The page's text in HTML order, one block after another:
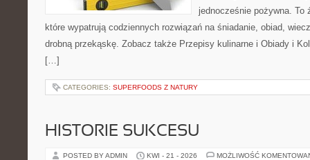
jednocześnie pożywna. To
które wypatrują codziennych rozwiązań na śniadanie, obiad,
drobną przekąskę. Zobacz także Przepisy kulinarne i Obiady i
[…]
CATEGORIES: SUPERFOODS Z NATURY
HISTORIE SUKCESU
POSTED BY ADMIN KWI - 21 - 2026 MOŻLIWOŚĆ